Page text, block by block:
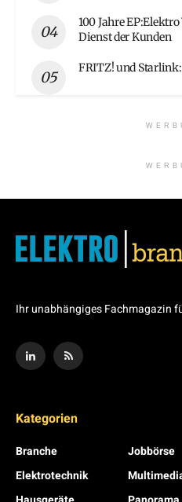
100 Jahre
Dienst der Kunden
FRITZ! und
Ihr unabhängiges Fachmagazin
Kategorien
Branche
Elektrotechnik
Jobbörse